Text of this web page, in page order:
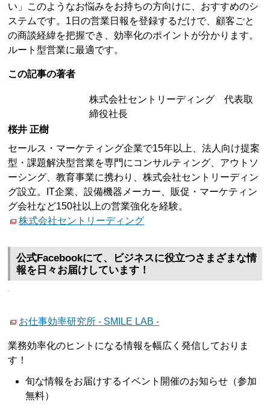
い」このようなお悩みをお持ちの方向けに、おすすめのシ
ステムです。1日の営業日報を登録するだけで、顧客ごと
の商談経緯を把握でき、効率化のポイントが分かります。
ルート型営業に最適です。
この記事の著者
株式会社セントリーディング 代表取
締役社長
桜井 正樹
セールス・マーケティング企業で15年以上、法人向け提案
型・課題解決型営業を専門にコンサルティング、アウトソ
ーシング、教育事業に携わり、株式会社セントリーディン
グ設立。IT企業、設備機器メーカー、販促・マーケティン
グ会社など150社以上の営業強化を経験。
株式会社セントリーディング
公式Facebookにて、ビジネスに役立つさまざまな情
報を日々お届けしています！
お仕事効率研究所 - SMILE LAB -
業務効率化のヒントになる情報を幅広く発信しておりま
す！
旬な情報をお届けするイベント開催のお知らせ（参加
無料）